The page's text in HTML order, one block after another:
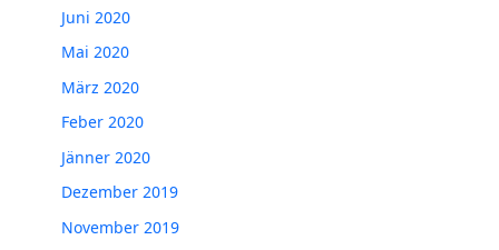
Juni 2020
Mai 2020
März 2020
Feber 2020
Jänner 2020
Dezember 2019
November 2019